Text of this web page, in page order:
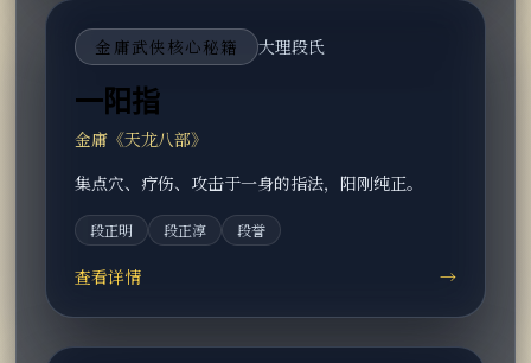
金庸武侠核心秘籍 大理段氏
一阳指
金庸《天龙八部》
集点穴、疗伤、攻击于一身的指法，阳刚纯正。
段正明 段正淳 段誉
查看详情 →